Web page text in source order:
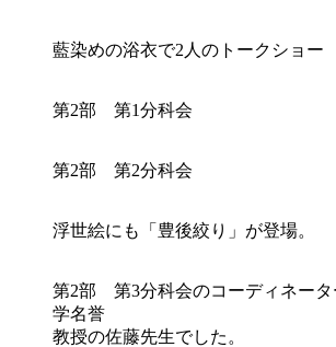
藍染めの浴衣で2人のトークショー
第2部 第1分科会
第2部 第2分科会
浮世絵にも「豊後絞り」が登場。
第2部 第3分科会のコーディネータ
学名誉
教授の佐藤先生でした。